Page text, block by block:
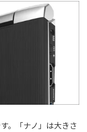
。「ナノ」は大きさ